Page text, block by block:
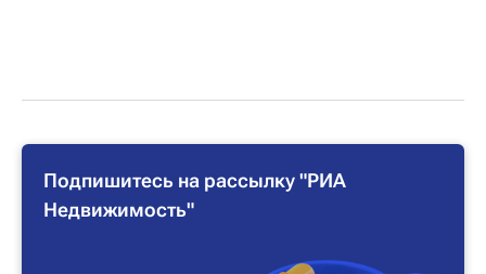
Подпишитесь на рассылку "РИА
Недвижимость"